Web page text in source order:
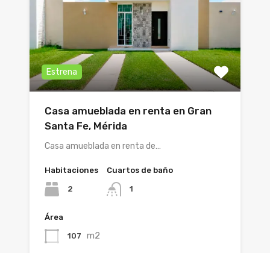
Estrena
Casa amueblada en renta en Gran
Santa Fe, Mérida
Casa amueblada en renta de…
Habitaciones
2
Cuartos de baño
1
Área
107 m2